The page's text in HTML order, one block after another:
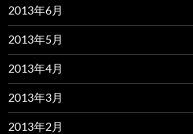
2013年6月
2013年5月
2013年4月
2013年3月
2013年2月